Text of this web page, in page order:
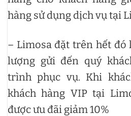
hàng sử dụng dịch vụ tại
– Limosa đặt trên hết đó
lượng gửi đến quý
trình phục vụ. Khi
khách hàng VIP tại
được ưu đãi giảm 10%